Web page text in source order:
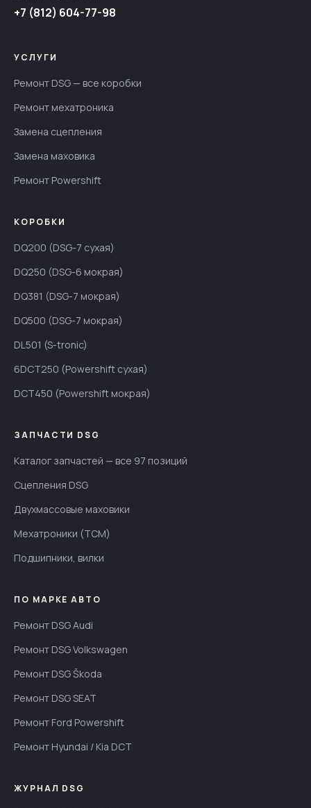
+7 (812) 604-77-98
УСЛУГИ
Ремонт DSG — все коробки
Ремонт мехатроника
Замена сцепления
Замена маховика
Ремонт Powershift
КОРОБКИ
DQ200 (DSG-7 сухая)
DQ250 (DSG-6 мокрая)
DQ381 (DSG-7 мокрая)
DQ500 (DSG-7 мокрая)
DL501 (S-tronic)
6DCT250 (Powershift сухая)
DCT450 (Powershift мокрая)
ЗАПЧАСТИ DSG
Каталог запчастей — все 97 позиций
Сцепления DSG
Двухмассовые маховики
Мехатроники (TCM)
Подшипники, вилки
ПО МАРКЕ АВТО
Ремонт DSG Audi
Ремонт DSG Volkswagen
Ремонт DSG Škoda
Ремонт DSG SEAT
Ремонт Ford Powershift
Ремонт Hyundai / Kia DCT
ЖУРНАЛ DSG